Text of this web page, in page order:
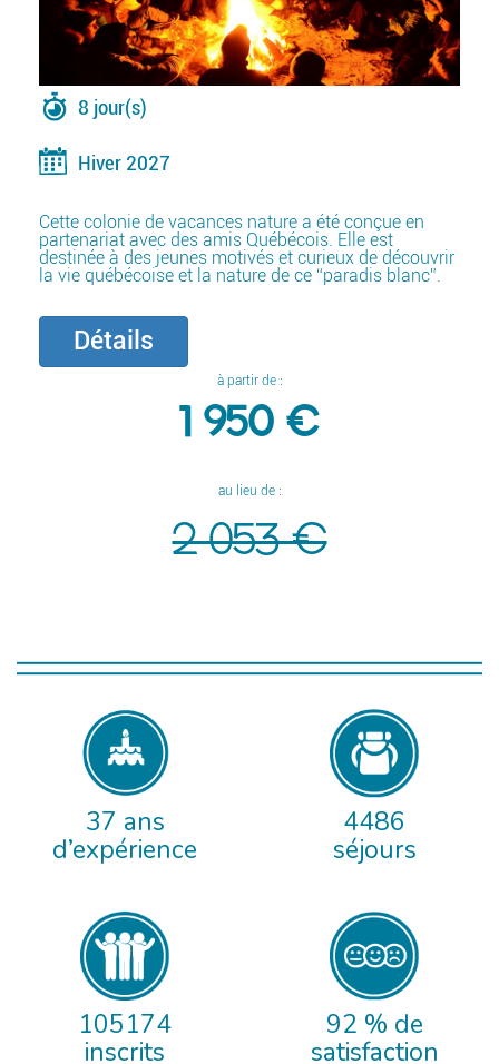
8 jour(s)
Hiver 2027
Cette colonie de vacances nature a été conçue en
partenariat avec des amis Québécois. Elle est
destinée à des jeunes motivés et curieux de découvrir
la vie québécoise et la nature de ce “paradis blanc”.
Détails
à partir de :
1 950 €
au lieu de :
2 053 €
37 ans
d’expérience
4486
séjours
105174
inscrits
92 % de
satisfaction